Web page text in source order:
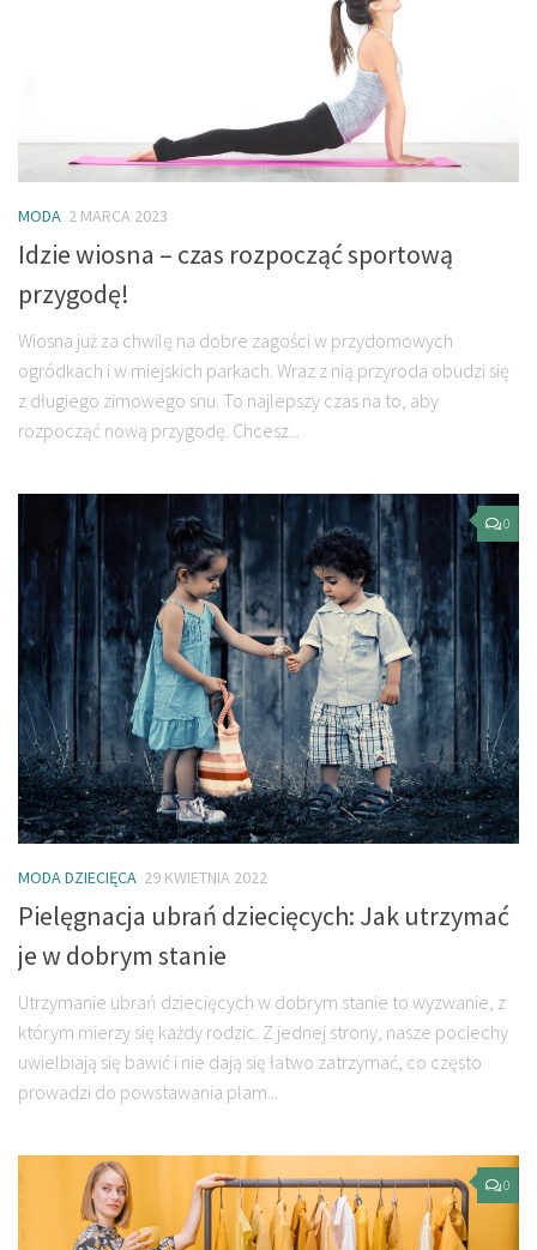
MODA 2 MARCA 2023
Idzie wiosna – czas rozpocząć sportową
przygodę!
Wiosna już za chwilę na dobre zagości w przydomowych
ogródkach i w miejskich parkach. Wraz z nią przyroda obudzi się
z długiego zimowego snu. To najlepszy czas na to, aby
rozpocząć nową przygodę. Chcesz...
0
MODA DZIECIĘCA 29 KWIETNIA 2022
Pielęgnacja ubrań dziecięcych: Jak utrzymać
je w dobrym stanie
Utrzymanie ubrań dziecięcych w dobrym stanie to wyzwanie, z
którym mierzy się każdy rodzic. Z jednej strony, nasze pociechy
uwielbiają się bawić i nie dają się łatwo zatrzymać, co często
prowadzi do powstawania plam...
0